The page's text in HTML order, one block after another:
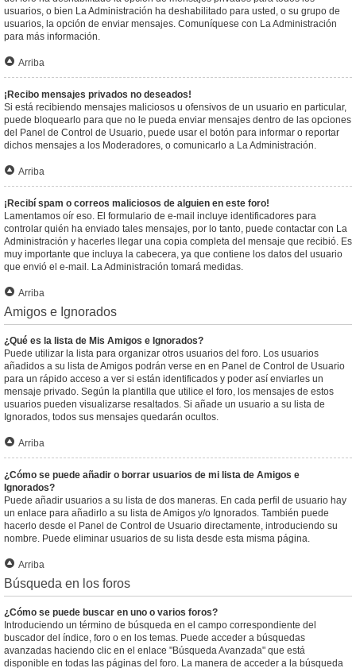
usuarios, o bien La Administración ha deshabilitado para usted, o su grupo de
usuarios, la opción de enviar mensajes. Comuníquese con La Administración
para más información.
Arriba
¡Recibo mensajes privados no deseados!
Si está recibiendo mensajes maliciosos u ofensivos de un usuario en particular,
puede bloquearlo para que no le pueda enviar mensajes dentro de las opciones
del Panel de Control de Usuario, puede usar el botón para informar o reportar
dichos mensajes a los Moderadores, o comunicarlo a La Administración.
Arriba
¡Recibí spam o correos maliciosos de alguien en este foro!
Lamentamos oír eso. El formulario de e-mail incluye identificadores para
controlar quién ha enviado tales mensajes, por lo tanto, puede contactar con La
Administración y hacerles llegar una copia completa del mensaje que recibió. Es
muy importante que incluya la cabecera, ya que contiene los datos del usuario
que envió el e-mail. La Administración tomará medidas.
Arriba
Amigos e Ignorados
¿Qué es la lista de Mis Amigos e Ignorados?
Puede utilizar la lista para organizar otros usuarios del foro. Los usuarios
añadidos a su lista de Amigos podrán verse en en Panel de Control de Usuario
para un rápido acceso a ver si están identificados y poder así enviarles un
mensaje privado. Según la plantilla que utilice el foro, los mensajes de estos
usuarios pueden visualizarse resaltados. Si añade un usuario a su lista de
Ignorados, todos sus mensajes quedarán ocultos.
Arriba
¿Cómo se puede añadir o borrar usuarios de mi lista de Amigos e
Ignorados?
Puede añadir usuarios a su lista de dos maneras. En cada perfil de usuario hay
un enlace para añadirlo a su lista de Amigos y/o Ignorados. También puede
hacerlo desde el Panel de Control de Usuario directamente, introduciendo su
nombre. Puede eliminar usuarios de su lista desde esta misma página.
Arriba
Búsqueda en los foros
¿Cómo se puede buscar en uno o varios foros?
Introduciendo un término de búsqueda en el campo correspondiente del
buscador del índice, foro o en los temas. Puede acceder a búsquedas
avanzadas haciendo clic en el enlace "Búsqueda Avanzada" que está
disponible en todas las páginas del foro. La manera de acceder a la búsqueda